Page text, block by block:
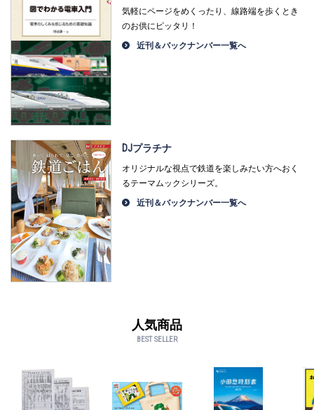
気軽にページをめくったり、線路端を歩くとき
のお供にピッタリ！
近刊＆バックナンバー一覧へ
DJプラチナ
オリジナルな視点で鉄道を楽しみたい方へおく
るテーマムックシリーズ。
近刊＆バックナンバー一覧へ
人気商品
BEST SELLER